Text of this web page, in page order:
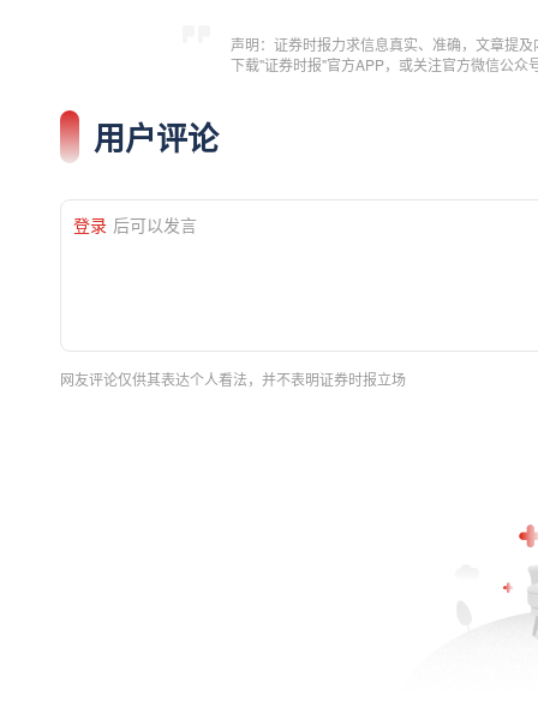
声明：证券时报力求信息真实、准确，文章提
下载"证券时报"官方APP，或关注官方微信公
用户评论
登录 后可以发言
网友评论仅供其表达个人看法，并不表明证券时报立场